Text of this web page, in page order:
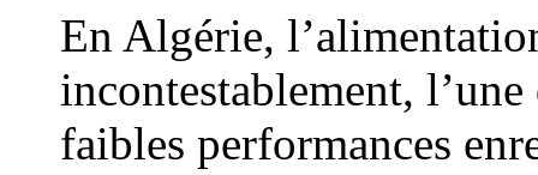
En Algérie,
incontestablement,
faibles performances